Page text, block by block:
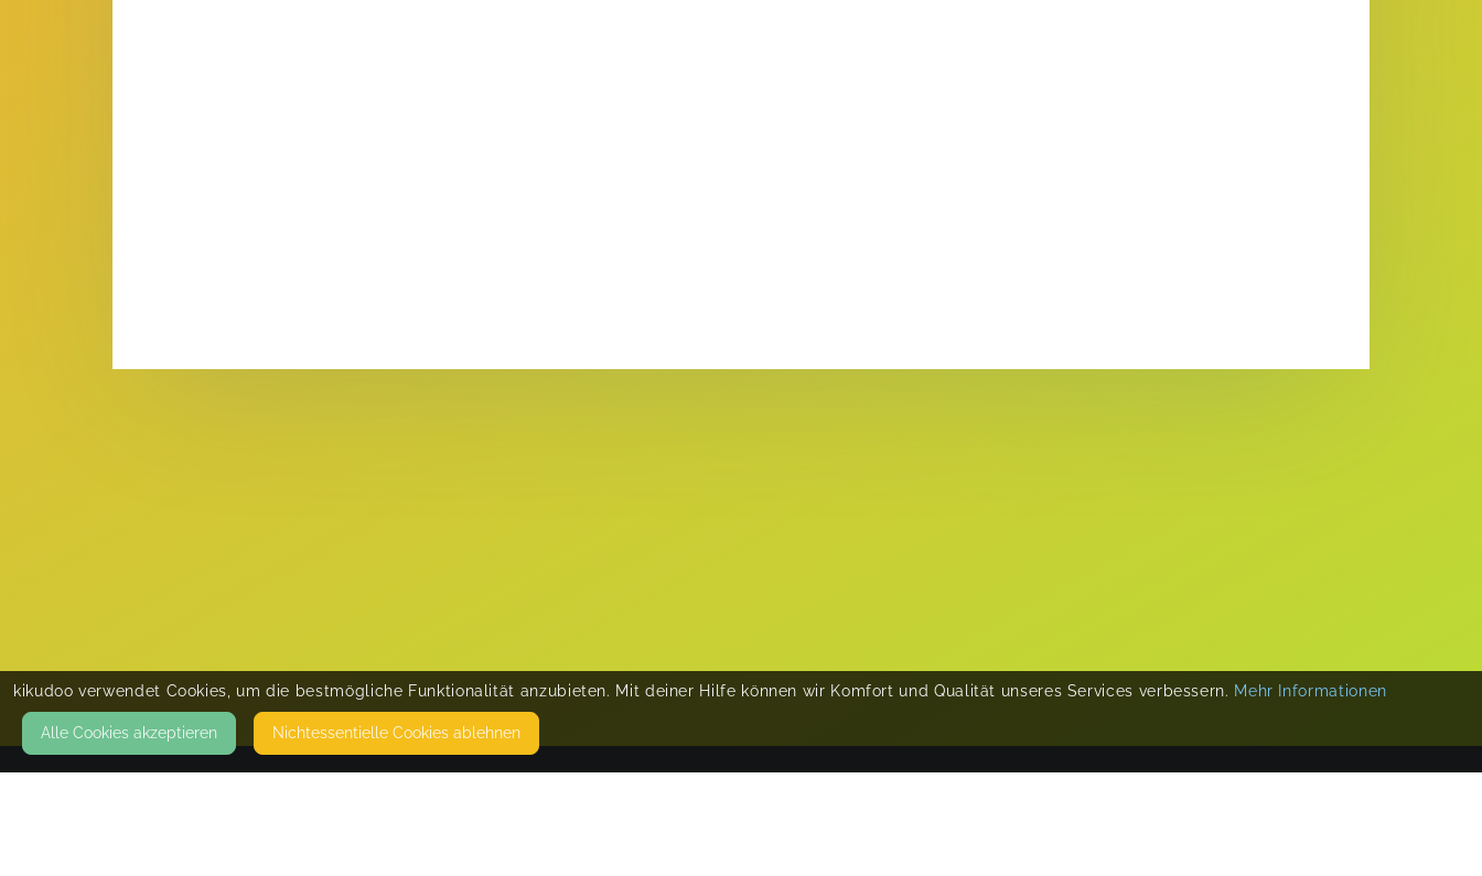
kikudoo verwendet Cookies, um die bestmögliche Funktionalität anzubieten. Mit deiner Hilfe können wir Komfort und Qualität unseres Services verbessern. Mehr Informationen
Alle Cookies akzeptieren Nicht­essentielle Cookies ablehnen